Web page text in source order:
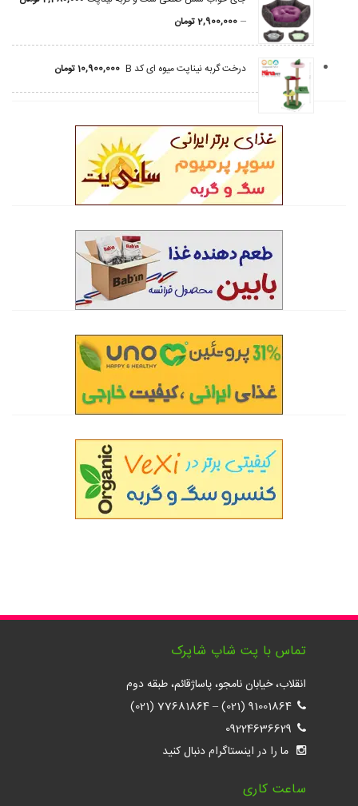
–
2,900,000تومان
درخت گربه نیناپت میوه ای کد B 10,900,000تومان
تماس با پت شاپ شاپرک
انقلاب، خیابان نامجو، پاساژقائم، طبقه دوم
91001864 (021)
–
77681864 (021)
09224636629
ما را در اینستاگرام دنبال کنید
ساعت کاری